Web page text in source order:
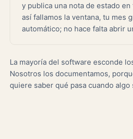
y publica una nota de estado en
así fallamos la ventana, tu mes
automático; no hace falta abrir
La mayoría del software esconde
Nosotros los documentamos,
quiere saber qué pasa cuando algo